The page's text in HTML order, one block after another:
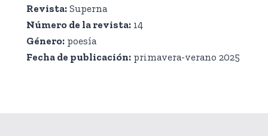
Revista: Superna
Número de la revista: 14
Género: poesía
Fecha de publicación: primavera-verano 2025